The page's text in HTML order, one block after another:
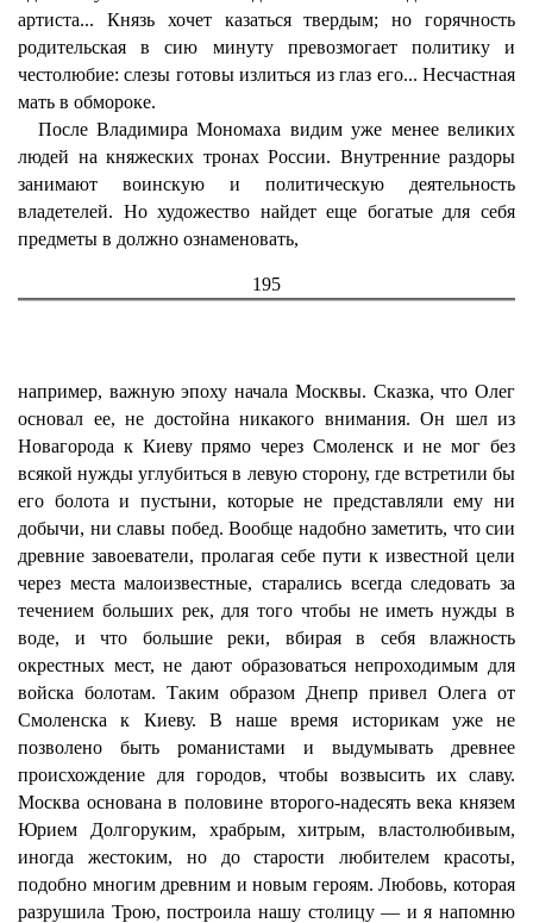
артиста... Князь хочет казаться твердым; но горячность
родительская в сию минуту превозмогает политику и
честолюбие: слезы готовы излиться из глаз его... Несчастная
мать в обмороке.
После Владимира Мономаха видим уже менее великих
людей на княжеских тронах России. Внутренние раздоры
занимают воинскую и политическую деятельность
владетелей. Но художество найдет еще богатые для себя
предметы в должно ознаменовать,
195
например, важную эпоху начала Москвы. Сказка, что Олег
основал ее, не достойна никакого внимания. Он шел из
Новагорода к Киеву прямо через Смоленск и не мог без
всякой нужды углубиться в левую сторону, где встретили бы
его болота и пустыни, которые не представляли ему ни
добычи, ни славы побед. Вообще надобно заметить, что сии
древние завоеватели, пролагая себе пути к известной цели
через места малоизвестные, старались всегда следовать за
течением больших рек, для того чтобы не иметь нужды в
воде, и что большие реки, вбирая в себя влажность
окрестных мест, не дают образоваться непроходимым для
войска болотам. Таким образом Днепр привел Олега от
Смоленска к Киеву. В наше время историкам уже не
позволено быть романистами и выдумывать древнее
происхождение для городов, чтобы возвысить их славу.
Москва основана в половине второго-надесять века князем
Юрием Долгоруким, храбрым, хитрым, властолюбивым,
иногда жестоким, но до старости любителем красоты,
подобно многим древним и новым героям. Любовь, которая
разрушила Трою, построила нашу столицу — и я напомню